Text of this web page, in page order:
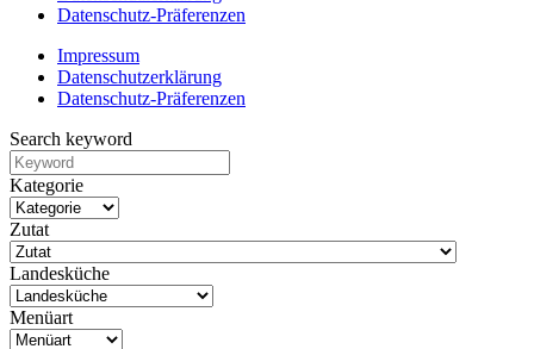
Datenschutz-Präferenzen
Impressum
Datenschutzerklärung
Datenschutz-Präferenzen
Search keyword
Kategorie
Zutat
Landesküche
Menüart